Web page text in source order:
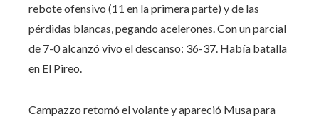
rebote ofensivo (11 en la primera parte) y de las
pérdidas blancas, pegando acelerones. Con un parcial
de 7-0 alcanzó vivo el descanso: 36-37. Había batalla
en El Pireo.
Campazzo retomó el volante y apareció Musa para